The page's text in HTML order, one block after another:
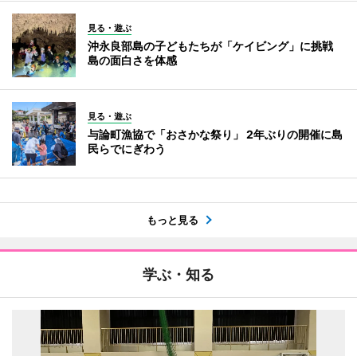
見る・遊ぶ
沖永良部島の子どもたちが「ケイビング」に挑戦
島の面白さを体感
見る・遊ぶ
与論町漁協で「おさかな祭り」 2年ぶりの開催に島
民らでにぎわう
もっと見る
学ぶ・知る